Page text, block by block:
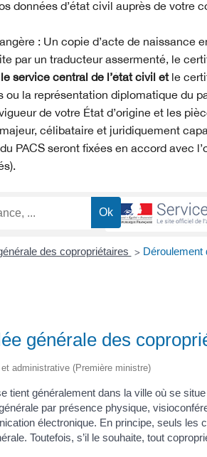
données d’état civil auprès de votre
: Un copie d’acte de naissance
par un traducteur assermenté, le
service central de l’état civil etle
la représentation diplomatique du
de votre État d’origine et les
célibataire et juridiquement
PACS seront fixées en accord avec
des copropriétaires > Déroulement
générale des
administrative (Première ministre)
tient généralement dans la ville où se situe
par présence physique,
électronique. En principe, seuls les
Toutefois, s’il le souhaite, tout